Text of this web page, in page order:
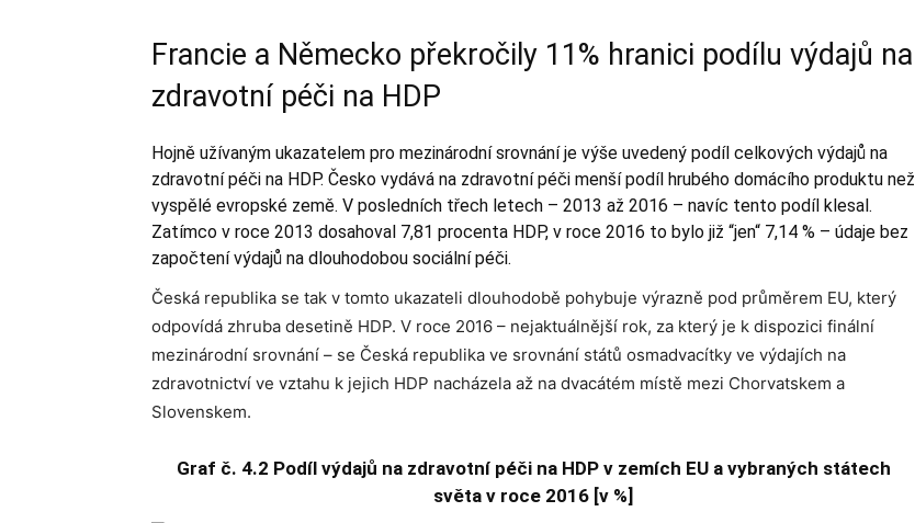
Francie a Německo překročily 11% hranici podílu výdajů na
zdravotní péči na HDP
Hojně užívaným ukazatelem pro mezinárodní srovnání je výše uvedený podíl celkových výdajů na
zdravotní péči na HDP. Česko vydává na zdravotní péči menší podíl hrubého domácího produktu než
vyspělé evropské země. V posledních třech letech – 2013 až 2016 – navíc tento podíl klesal.
Zatímco v roce 2013 dosahoval 7,81 procenta HDP, v roce 2016 to bylo již “jen“ 7,14 % – údaje bez
započtení výdajů na dlouhodobou sociální péči.
Česká republika se tak v tomto ukazateli dlouhodobě pohybuje výrazně pod průměrem EU, který
odpovídá zhruba desetině HDP. V roce 2016 – nejaktuálnější rok, za který je k dispozici finální
mezinárodní srovnání – se Česká republika ve srovnání států osmadvacítky ve výdajích na
zdravotnictví ve vztahu k jejich HDP nacházela až na dvacátém místě mezi Chorvatskem a
Slovenskem.
Graf č. 4.2 Podíl výdajů na zdravotní péči na HDP v zemích EU a vybraných státech
světa v roce 2016 [v %]